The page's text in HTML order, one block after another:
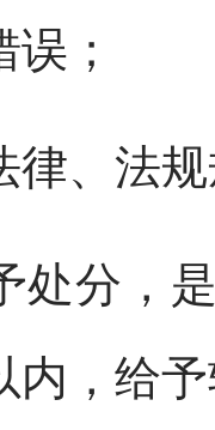
；
、法规
分，是
内，给